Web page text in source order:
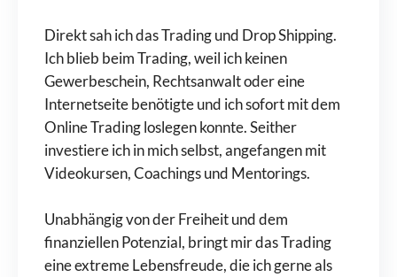
Direkt sah ich das Trading und Drop Shipping.
Ich blieb beim Trading, weil ich keinen
Gewerbeschein, Rechtsanwalt oder eine
Internetseite benötigte und ich sofort mit dem
Online Trading loslegen konnte. Seither
investiere ich in mich selbst, angefangen mit
Videokursen, Coachings und Mentorings.
Unabhängig von der Freiheit und dem
finanziellen Potenzial, bringt mir das Trading
eine extreme Lebensfreude, die ich gerne als